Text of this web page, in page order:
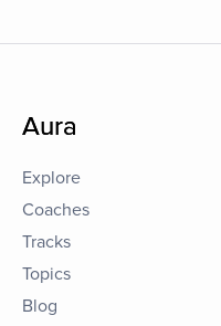
Aura
Explore
Coaches
Tracks
Topics
Blog